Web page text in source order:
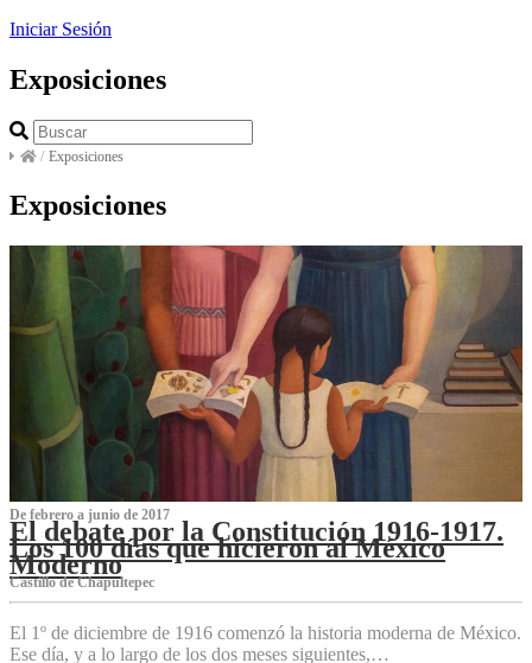
Iniciar Sesión
Exposiciones
/ Exposiciones
Exposiciones
De febrero a junio de 2017
El debate por la Constitución 1916-1917.
Los 100 días que hicieron al México
Moderno
Castillo de Chapultepec
El 1º de diciembre de 1916 comenzó la historia moderna de México.
Ese día, y a lo largo de los dos meses siguientes,…